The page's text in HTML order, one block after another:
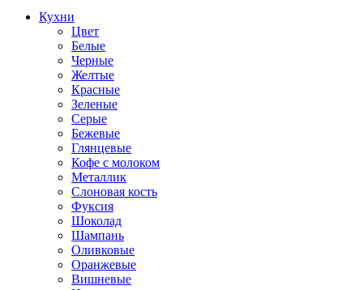
Кухни
Цвет
Белые
Черные
Желтые
Красные
Зеленые
Серые
Бежевые
Глянцевые
Кофе с молоком
Металлик
Слоновая кость
Фуксия
Шоколад
Шампань
Оливковые
Оранжевые
Вишневые